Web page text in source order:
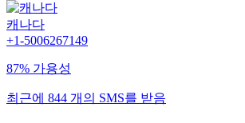
캐나다
+1-5006267149
87% 가용성
최근에 844 개의 SMS를 받음